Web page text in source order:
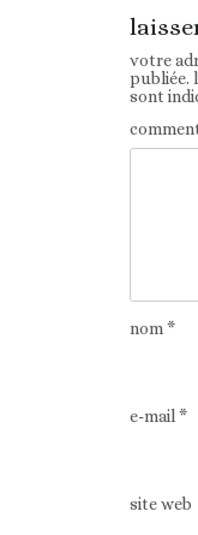
votre
publiée.
sont
nom*
e-mail*
site web